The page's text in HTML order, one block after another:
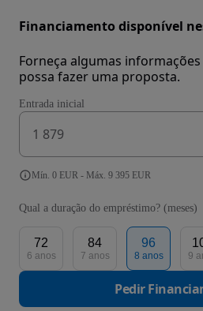
Financiamento disponível
Forneça algumas
possa fazer uma proposta.
Entrada inicial
Mín. 0 EUR - Máx. 9 395 EUR
Qual a duração do empréstimo? (meses)
72
6 anos
84
7 anos
96
8 anos 9
Pedir